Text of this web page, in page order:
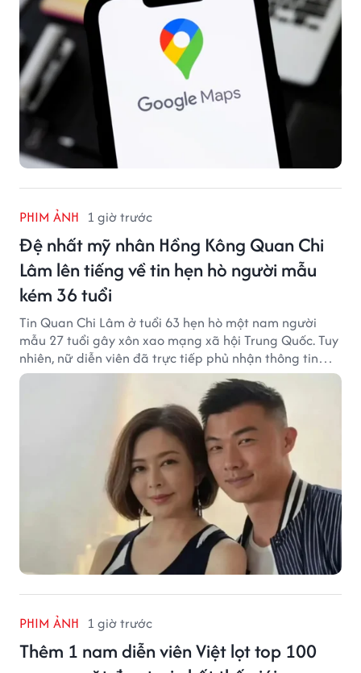
PHIM ẢNH 1 giờ trước
Đệ nhất mỹ nhân Hồng Kông Quan Chi
Lâm lên tiếng về tin hẹn hò người mẫu
kém 36 tuổi
Tin Quan Chi Lâm ở tuổi 63 hẹn hò một nam người
mẫu 27 tuổi gây xôn xao mạng xã hội Trung Quốc. Tuy
nhiên, nữ diễn viên đã trực tiếp phủ nhận thông tin
này.
PHIM ẢNH 1 giờ trước
Thêm 1 nam diễn viên Việt lọt top 100